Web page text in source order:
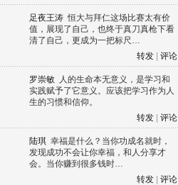
足夜王涛 恒大与拜仁这场比赛太有价
值，展现了自己，也终于真刀真枪下看
清了自己，更成为一把标尺…
转发
评论
罗崇敏 人的生命本无意义，是学习和
实践赋予了它意义。应该把学习作为人
生的习惯和信仰。
转发
评论
陆琪 幸福是什么？当你功成名就时，
发现成功不会让你幸福，和人分享才
会。当你赚到很多钱时…
转发
评论